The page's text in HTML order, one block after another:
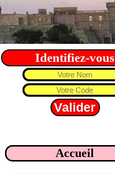
Identifiez-vous
Accueil